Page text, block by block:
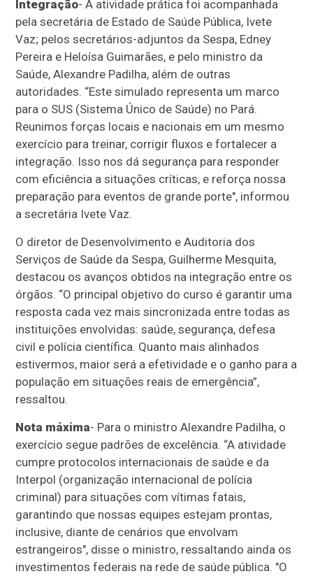
Integração- A atividade prática foi acompanhada
pela secretária de Estado de Saúde Pública, Ivete
Vaz; pelos secretários-adjuntos da Sespa, Edney
Pereira e Heloísa Guimarães, e pelo ministro da
Saúde, Alexandre Padilha, além de outras
autoridades. “Este simulado representa um marco
para o SUS (Sistema Único de Saúde) no Pará.
Reunimos forças locais e nacionais em um mesmo
exercício para treinar, corrigir fluxos e fortalecer a
integração. Isso nos dá segurança para responder
com eficiência a situações críticas, e reforça nossa
preparação para eventos de grande porte", informou
a secretária Ivete Vaz.
O diretor de Desenvolvimento e Auditoria dos
Serviços de Saúde da Sespa, Guilherme Mesquita,
destacou os avanços obtidos na integração entre os
órgãos. “O principal objetivo do curso é garantir uma
resposta cada vez mais sincronizada entre todas as
instituições envolvidas: saúde, segurança, defesa
civil e polícia científica. Quanto mais alinhados
estivermos, maior será a efetividade e o ganho para a
população em situações reais de emergência”,
ressaltou.
Nota máxima- Para o ministro Alexandre Padilha, o
exercício segue padrões de excelência. “A atividade
cumpre protocolos internacionais de saúde e da
Interpol (organização internacional de polícia
criminal) para situações com vítimas fatais,
garantindo que nossas equipes estejam prontas,
inclusive, diante de cenários que envolvam
estrangeiros", disse o ministro, ressaltando ainda os
investimentos federais na rede de saúde pública. "O